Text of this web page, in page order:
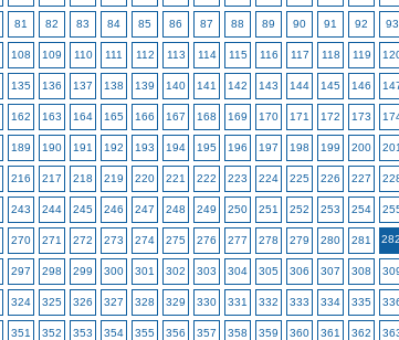
81 82 83 84 85 86 87 88 89 90 91 92 93
108 109 110 111 112 113 114 115 116 117 118 119
135 136 137 138 139 140 141 142 143 144 145 146
162 163 164 165 166 167 168 169 170 171 172 173
189 190 191 192 193 194 195 196 197 198 199 200 201
216 217 218 219 220 221 222 223 224 225 226 227
243 244 245 246 247 248 249 250 251 252 253 254
270 271 272 273 274 275 276 277 278 279 280 281 282
297 298 299 300 301 302 303 304 305 306 307 308
324 325 326 327 328 329 330 331 332 333 334 335
351 352 353 354 355 356 357 358 359 360 361 362